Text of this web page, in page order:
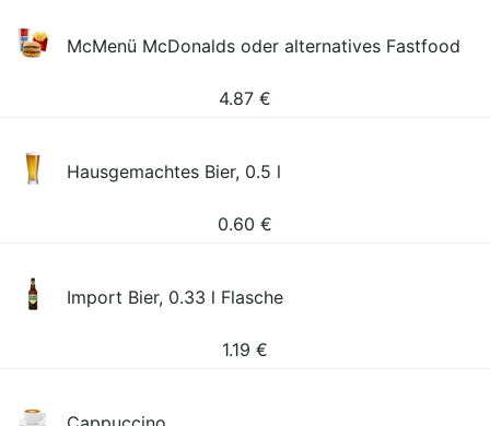
McMenü McDonalds oder alternatives Fastfood
4.87 €
Hausgemachtes Bier, 0.5 l
0.60 €
Import Bier, 0.33 l Flasche
1.19 €